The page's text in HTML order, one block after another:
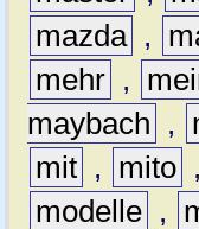
mazda ,
mehr ,
maybach
,
mit , mito ,
modelle ,